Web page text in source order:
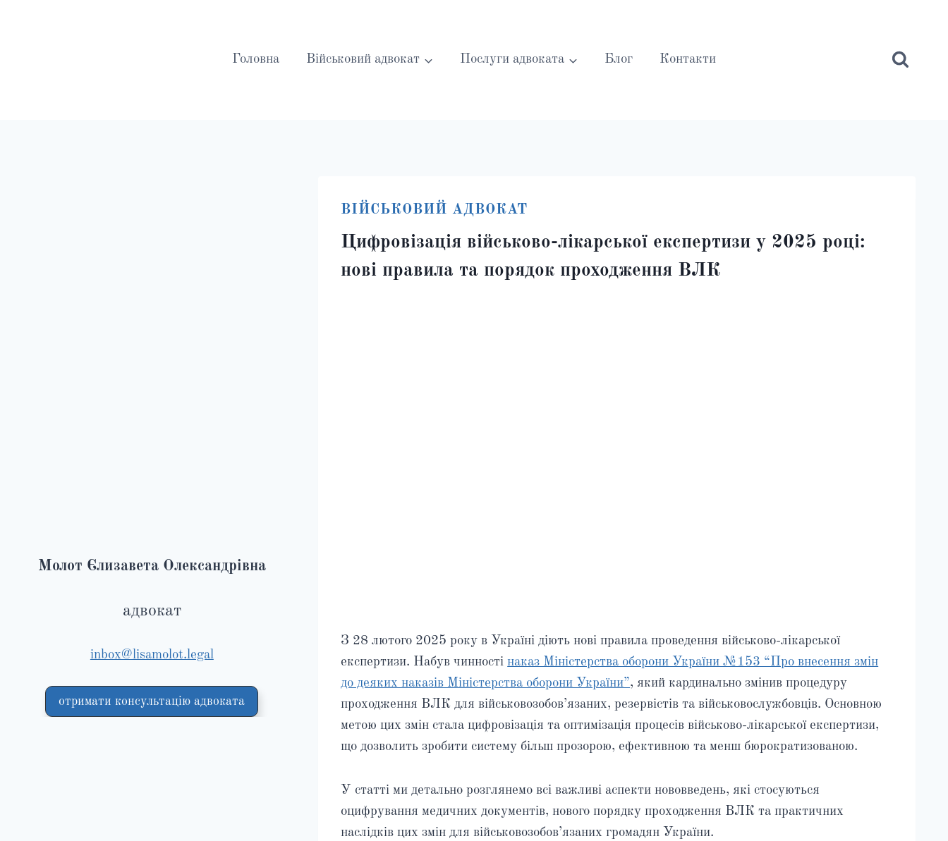
Головна Військовий адвокат Послуги адвоката Блог Контакти
ВІЙСЬКОВИЙ АДВОКАТ
Цифровізація військово-лікарської експертизи у 2025 році:
нові правила та порядок проходження ВЛК
З 28 лютого 2025 року в Україні діють нові правила проведення військово-лікарської
експертизи. Набув чинностінаказ Міністерства оборони України №153 “Про внесення змін
до деяких наказів Міністерства оборони України”, який кардинально змінив процедуру
проходження ВЛК для військовозобов’язаних, резервістів та військовослужбовців. Основною
метою цих змін стала цифровізація та оптимізація процесів військово-лікарської експертизи,
що дозволить зробити систему більш прозорою, ефективною та менш бюрократизованою.
У статті ми детально розглянемо всі важливі аспекти нововведень, які стосуються
оцифрування медичних документів, нового порядку проходження ВЛК та практичних
наслідків цих змін для військовозобов’язаних громадян України.
Молот Єлизавета Олександрівна
адвокат
inbox@lisamolot.legal
отримати консультацію адвоката